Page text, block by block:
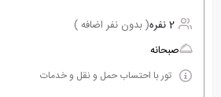
2 نفره
( بدون نفر اضافه )
صبحانه
تور با احتساب حمل و نقل و خدمات